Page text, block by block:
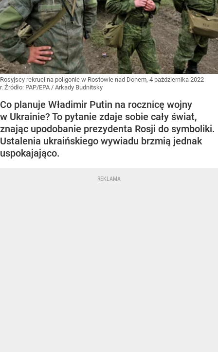
Rosyjscy rekruci na poligonie w Rostowie nad Donem, 4 października 2022
r. Źródło: PAP/EPA / Arkady Budnitsky
Co planuje Władimir Putin na rocznicę wojny
w Ukrainie? To pytanie zdaje sobie cały świat,
znając upodobanie prezydenta Rosji do symboliki.
Ustalenia ukraińskiego wywiadu brzmią jednak
uspokajająco.